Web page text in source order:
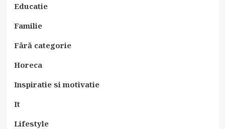
Educatie
Familie
Fără categorie
Horeca
Inspiratie si motivatie
It
Lifestyle